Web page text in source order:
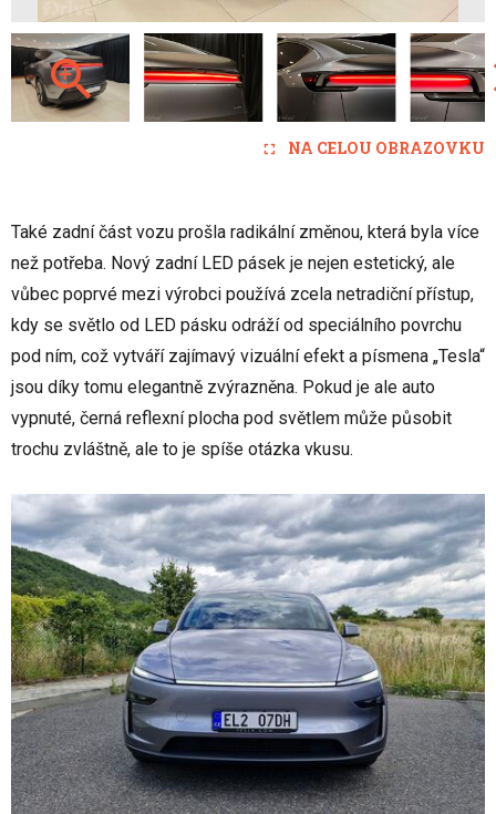
NA CELOU OBRAZOVKU
Také zadní část vozu prošla radikální změnou, která byla více
než potřeba. Nový zadní LED pásek je nejen estetický, ale
vůbec poprvé mezi výrobci používá zcela netradiční přístup,
kdy se světlo od LED pásku odráží od speciálního povrchu
pod ním, což vytváří zajímavý vizuální efekt a písmena „Tesla“
jsou díky tomu elegantně zvýrazněna. Pokud je ale auto
vypnuté, černá reflexní plocha pod světlem může působit
trochu zvláštně, ale to je spíše otázka vkusu.